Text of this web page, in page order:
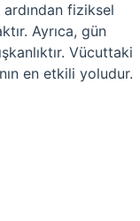
fiziksel
Ayrıca, gün
Vücuttaki
en etkili yoludur.